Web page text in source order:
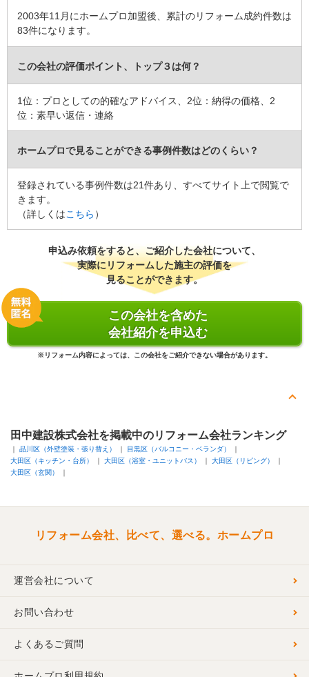
今後も何か御座いましたら、お声を掛けて頂ければ幸いです。
建物のタイプ
： マンション
リフォーム箇所：玄関
価格
： 124,200円
施工地
：東京都 大田区
ありがとうございました
この会社に決めた理由
迅速なレスポンス 的確なアドバイス 現場作業にこられたかたも丁寧
でした
リフォーム会社からの返答
リフォーム箇所：外構・エクステリア、庭・ガーデニング
価格
： 756,000円
施工地
： 東京都
2003年11月にホームプロ加盟後、累計のリフォーム成約件数は
83件になります。
この会社の評価ポイント、トップ３は何？
1位：プロとしての的確なアドバイス、2位：納得の価格、2
位：素早い返信・連絡
ホームプロで見ることができる事例件数はどのくらい？
登録されている事例件数は21件あり、すべてサイト上で閲覧で
きます。
（詳しくはこちら ）
申込み依頼をすると、ご紹介した会社について、
実際にリフォームした施主の評価を
見ることができます。
この会社を含めた
会社紹介を申込む
※リフォーム内容によっては、この会社をご紹介できない場合があります。
田中建設株式会社を掲載中のリフォーム会社ランキング
品川区（外壁塗装・張り替え）
目黒区（バルコニー・ベランダ）
大田区（キッチン・台所）
大田区（浴室・ユニットバス）
大田区（リビング）
大田区（玄関）
リフォーム会社、比べて、選べる。ホームプロ
運営会社について
お問い合わせ
よくあるご質問